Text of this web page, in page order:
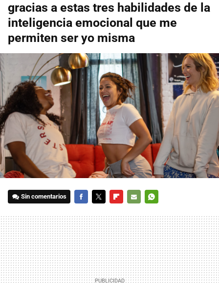
gracias a estas tres habilidades de la
inteligencia emocional que me
permiten ser yo misma
Sin comentarios
MAIL